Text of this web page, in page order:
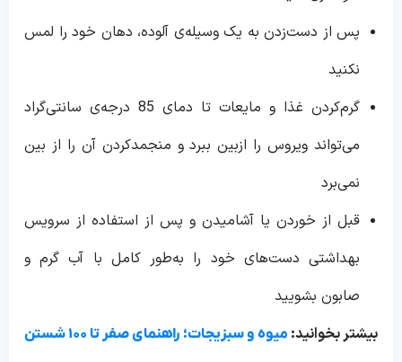
پس از دست‌زدن به یک وسیله‌ی آلوده، دهان خود را لمس
نکنید
گرم‌کردن غذا و مایعات تا دمای 85 درجه‌ی سانتی‌گراد
می‌تواند ویروس را ازبین ببرد و منجمدکردن آن را از بین
نمی‌برد
قبل از خوردن یا آشامیدن و پس از استفاده از سرویس
بهداشتی دست‌های خود را به‌طور کامل با آب گرم و
صابون بشویید
بیشتر بخوانید:
میوه و سبزیجات؛ راهنمای صفر تا ۱۰۰ شستن